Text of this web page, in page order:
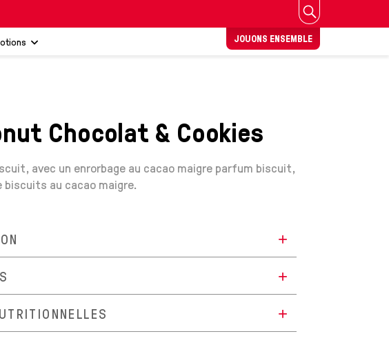
JOUONS ENSEMBLE
Chocolat & Cookies
avec un enrorbage au cacao maigre parfum biscuit,
au cacao maigre.